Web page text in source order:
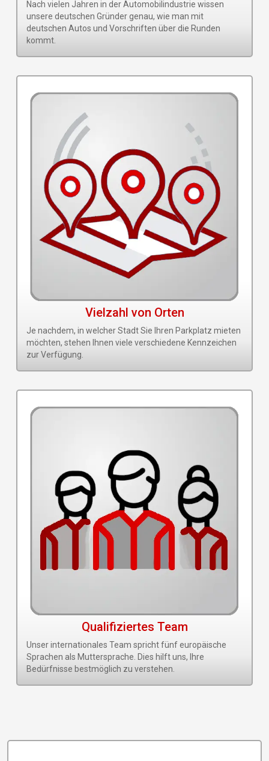
Nach vielen Jahren in der Automobilindustrie wissen
unsere deutschen Gründer genau, wie man mit
deutschen Autos und Vorschriften über die Runden
kommt.
Vielzahl von Orten
Je nachdem, in welcher Stadt Sie Ihren Parkplatz mieten
möchten, stehen Ihnen viele verschiedene Kennzeichen
zur Verfügung.
Qualifiziertes Team
Unser internationales Team spricht fünf europäische
Sprachen als Muttersprache. Dies hilft uns, Ihre
Bedürfnisse bestmöglich zu verstehen.